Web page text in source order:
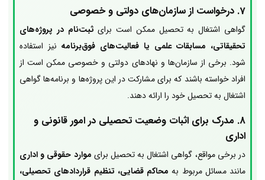
7. درخواست از سازمان‌های دولتی و خصوصی
گواهی اشتغال به تحصیل ممکن است برای ثبت‌نام در پروژه‌های
تحقیقاتی، مسابقات علمی یا فعالیت‌های فوق‌برنامه نیز استفاده
شود. برخی از سازمان‌ها و نهادهای دولتی و خصوصی ممکن است از
افراد خواسته باشند که برای مشارکت در این پروژه‌ها و برنامه‌ها گواهی
اشتغال به تحصیل خود را ارائه دهند.
8. مدرک برای اثبات وضعیت تحصیلی در امور قانونی و
اداری
در برخی مواقع، گواهی اشتغال به تحصیل برای موارد حقوقی و اداری
مانند مسائل مربوط به محاکم قضایی، تنظیم قراردادهای تحصیلی،